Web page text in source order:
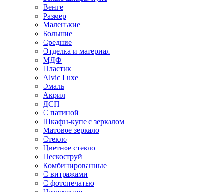
Венге
Размер
Маленькие
Большие
Средние
Отделка и материал
МДФ
Пластик
Alvic Luxe
Эмаль
Акрил
ДСП
С патиной
Шкафы-купе с зеркалом
Матовое зеркало
Стекло
Цветное стекло
Пескоструй
Комбинированные
С витражами
С фотопечатью